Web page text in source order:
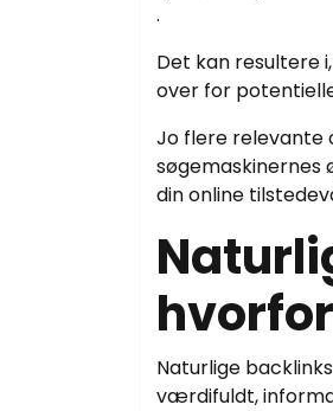
.
Det kan resultere
over for
Jo flere relevante
søgemaskinernes
din online
Naturlige
værdifuldt,